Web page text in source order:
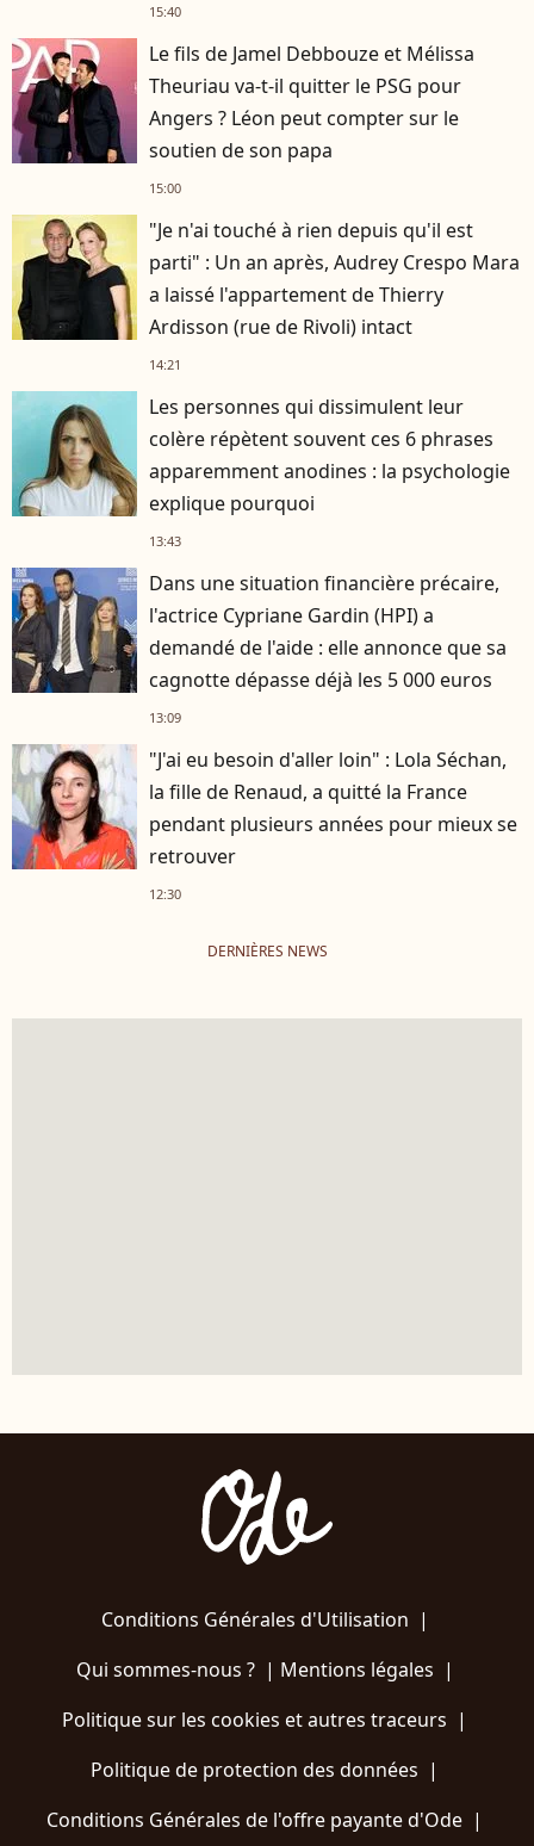
15:40
Le fils de Jamel Debbouze et Mélissa
Theuriau va-t-il quitter le PSG pour
Angers ? Léon peut compter sur le
soutien de son papa
15:00
"Je n'ai touché à rien depuis qu'il est
parti" : Un an après, Audrey Crespo Mara
a laissé l'appartement de Thierry
Ardisson (rue de Rivoli) intact
14:21
Les personnes qui dissimulent leur
colère répètent souvent ces 6 phrases
apparemment anodines : la psychologie
explique pourquoi
13:43
Dans une situation financière précaire,
l'actrice Cypriane Gardin (HPI) a
demandé de l'aide : elle annonce que sa
cagnotte dépasse déjà les 5 000 euros
13:09
"J'ai eu besoin d'aller loin" : Lola Séchan,
la fille de Renaud, a quitté la France
pendant plusieurs années pour mieux se
retrouver
12:30
DERNIÈRES NEWS
Conditions Générales d'Utilisation |
Qui sommes-nous ?| Mentions légales |
Politique sur les cookies et autres traceurs |
Politique de protection des données |
Conditions Générales de l'offre payante d'Ode |